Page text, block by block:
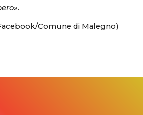
».
Comune di Malegno)